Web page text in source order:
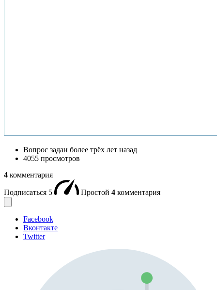
Вопрос задан более трёх лет назад
4055 просмотров
4 комментария
Подписаться 5 Простой 4 комментария
Facebook
Вконтакте
Twitter